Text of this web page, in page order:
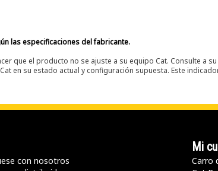
las especificaciones del fabricante.
que el producto no se ajuste a su equipo Cat. Consulte a
en su estado actual y configuración supuesta. Este
con nosotros
Mi
Carro